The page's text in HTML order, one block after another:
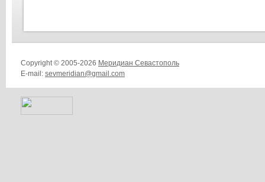
Copyright © 2005-2026 Меридиан Севастополь
E-mail: sevmeridian@gmail.com